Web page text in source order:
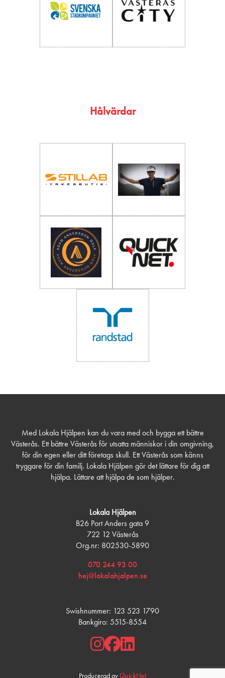
Hålvärdar
Med Lokala Hjälpen kan du vara med och bygga ett bättre
Västerås. Ett bättre Västerås för utsatta människor i din omgivning,
för din egen eller ditt företags skull. Ett Västerås som känns
tryggare för din familj. Lokala Hjälpen gör det lättare för dig att
hjälpa. Lättare att hjälpa de som hjälper.
Lokala Hjälpen
B26 Port Anders gata 9
722 12 Västerås
Org.nr: 802530-5890
070 244 93 00
hej@lokalahjalpen.se
Swishnummer: 123 523 1790
Bankgiro: 5515-8554
Producerad avQuickNet